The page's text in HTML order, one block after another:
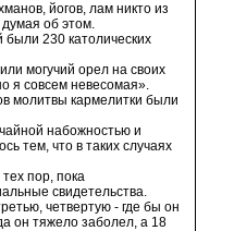
йогов, лам никто из
думая об этом.
были 230 католических
могучий орел на своих
я совсем невесомая».
молитвы кармелитки были
набожностью и
тем, что в таких случаях
пор, пока
свидетельства.
четвертую - где бы он
он тяжело заболел, а 18